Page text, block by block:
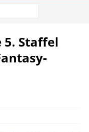
5. Staffel